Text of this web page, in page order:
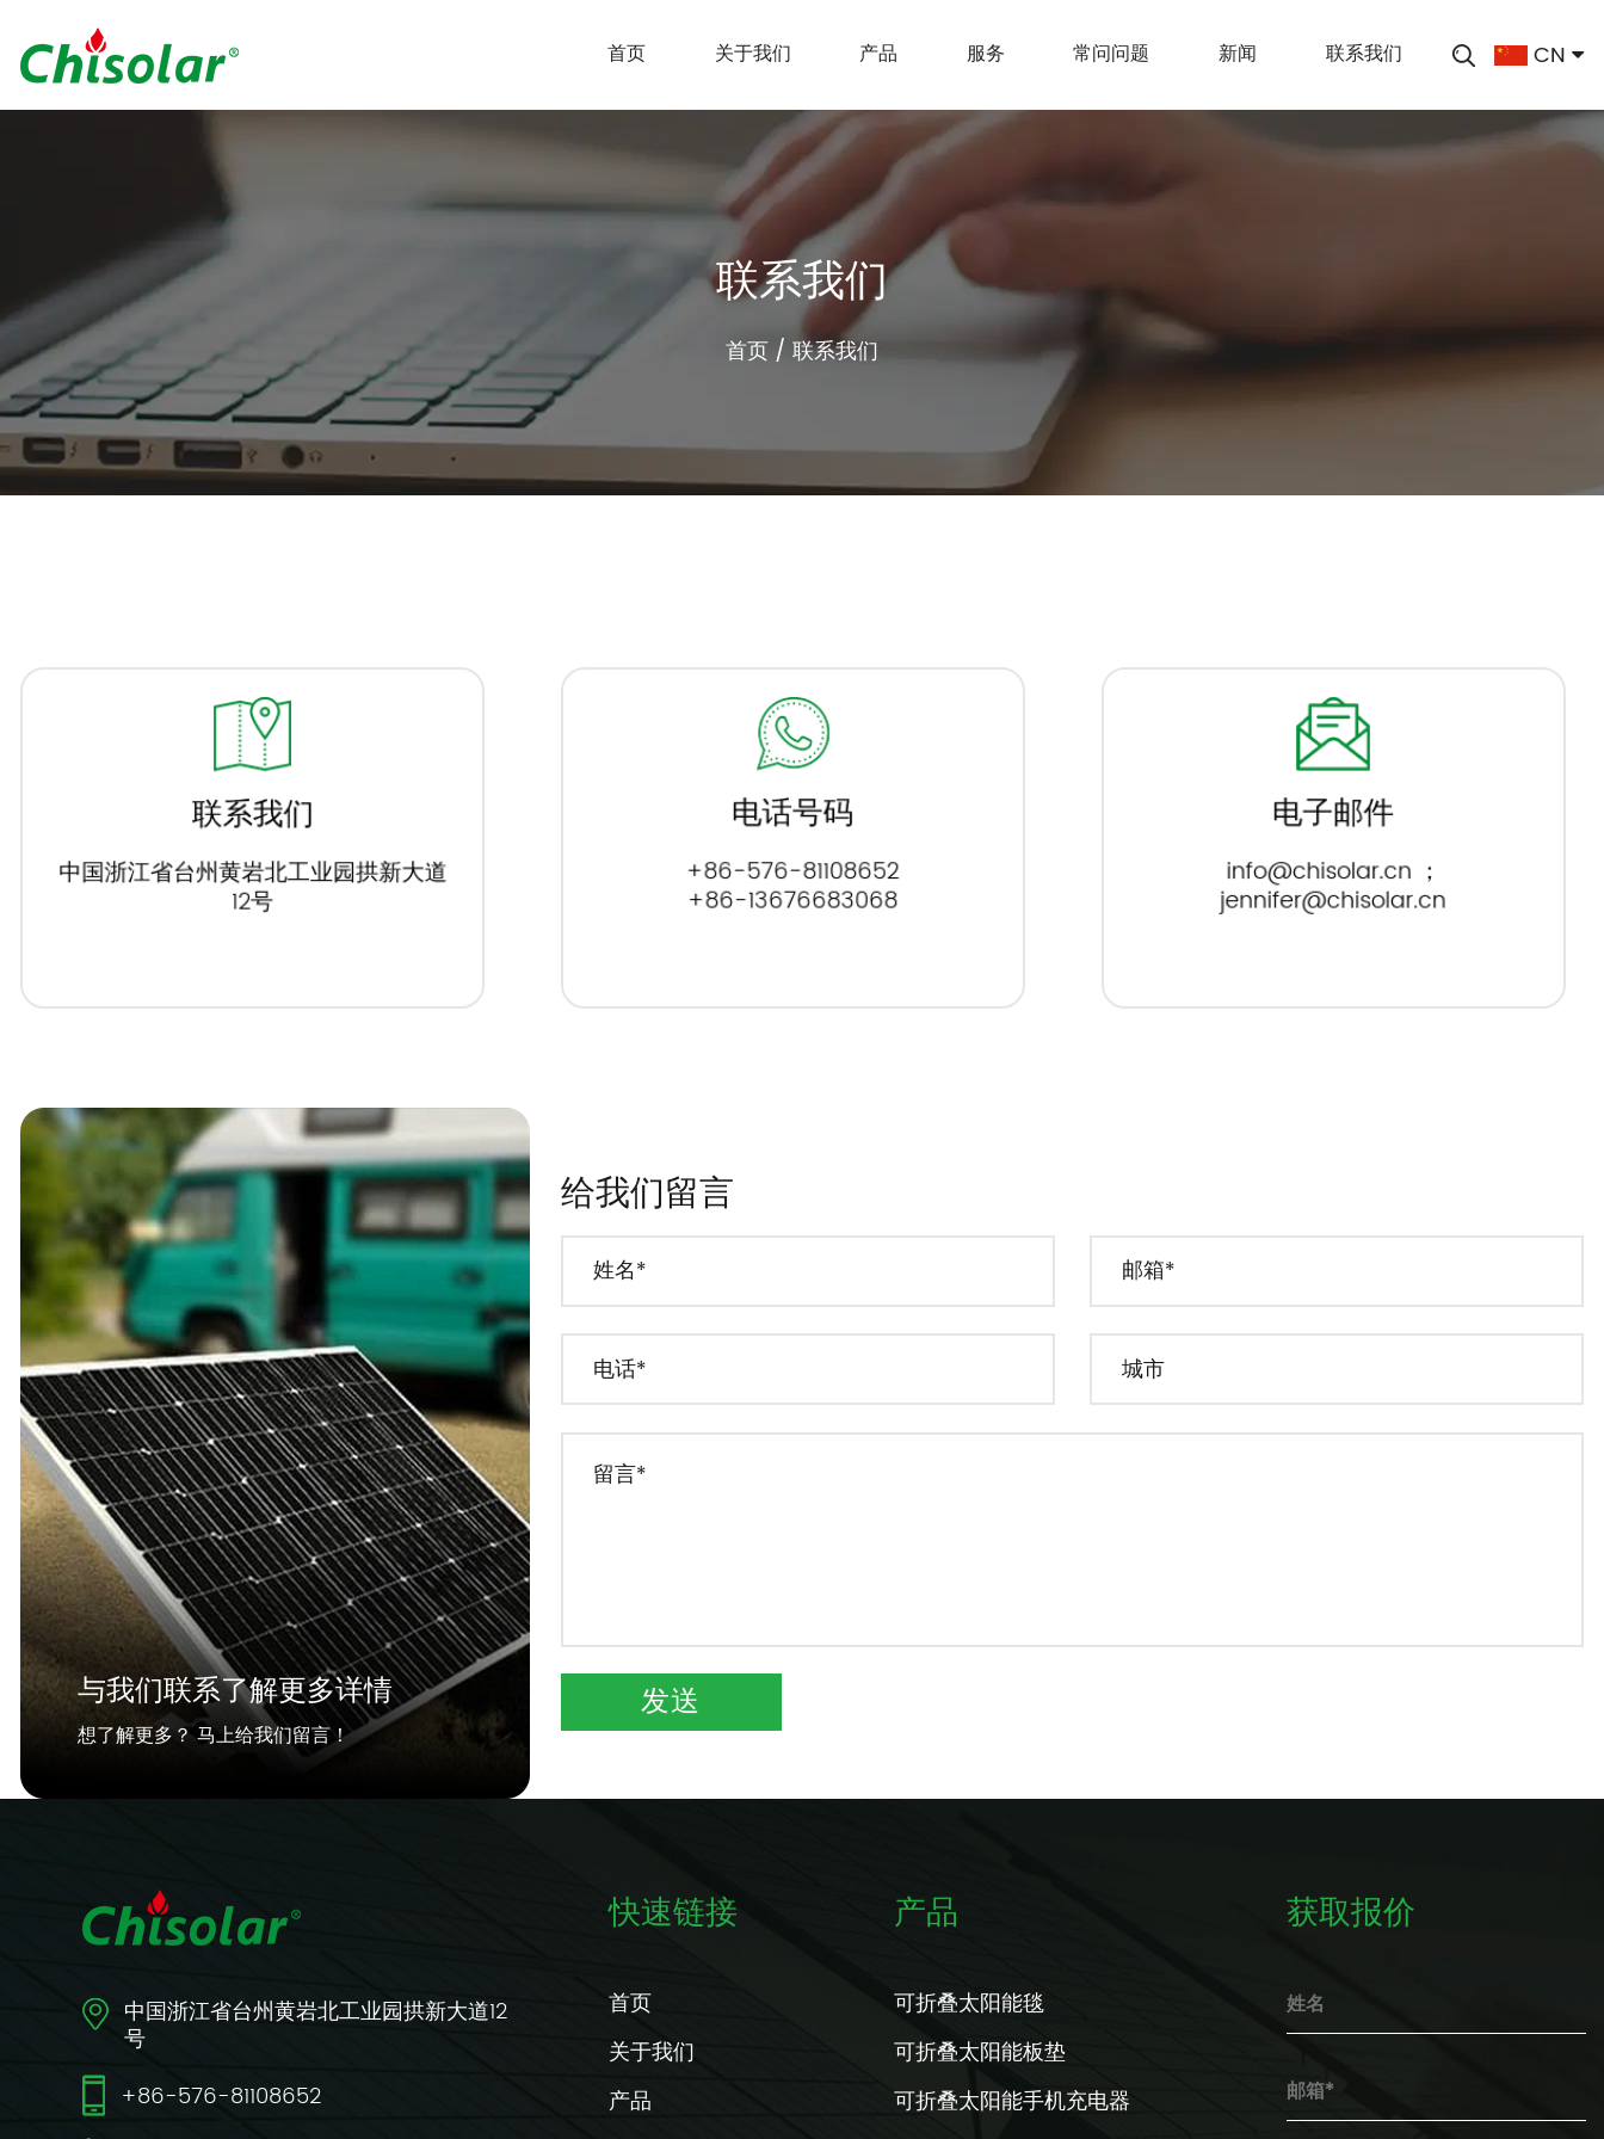
首页 关于我们 产品 服务 常问问题 新闻 联系我们 CN
联系我们
首页 / 联系我们
联系我们
中国浙江省台州黄岩北工业园拱新大道
12号
电话号码
+86-576-81108652
+86-13676683068
电子邮件
info@chisolar.cn ；
jennifer@chisolar.cn
与我们联系了解更多详情
想了解更多？ 马上给我们留言！
给我们留言
中国浙江省台州黄岩北工业园拱新大道12
号
+86-576-81108652
快速链接
首页
关于我们
产品
产品
可折叠太阳能毯
可折叠太阳能板垫
可折叠太阳能手机充电器
获取报价